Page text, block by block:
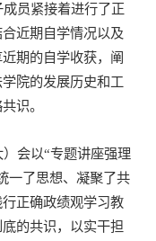
员紧接着进行了正
近期自学情况以及
期的自学收获，阐
院的发展历史和工
识。
会以“专题讲座强理
一了思想、凝聚了共
正确政绩观学习教
的共识，以实干担